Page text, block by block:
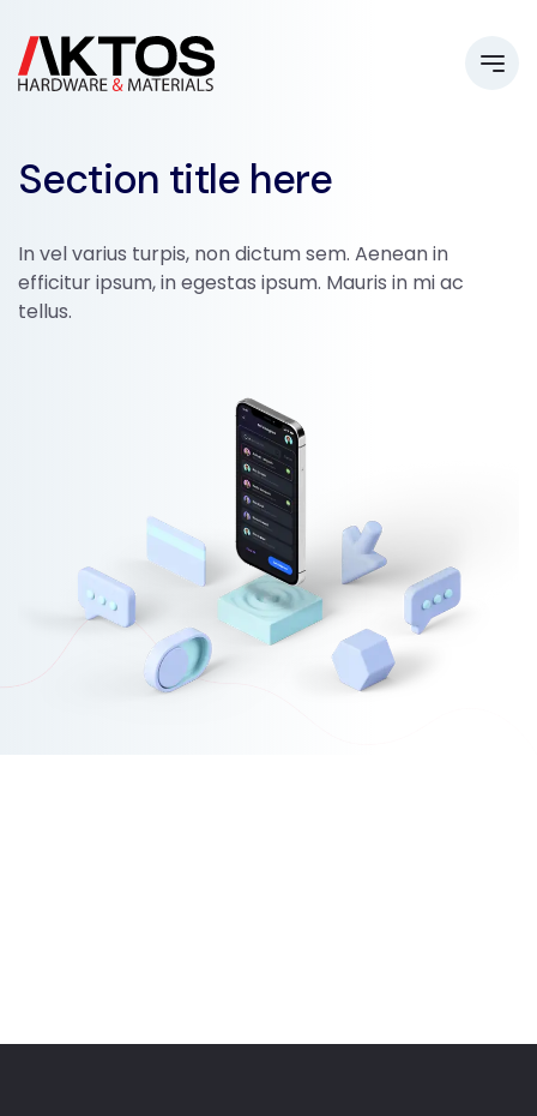
Section title here
In vel varius turpis, non dictum sem. Aenean in
efficitur ipsum, in egestas ipsum. Mauris in mi ac
tellus.